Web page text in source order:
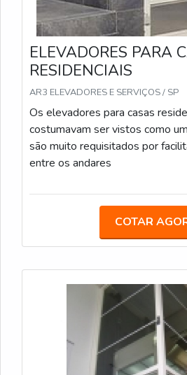
ELEVADORES PARA
RESIDENCIAIS
AR3 ELEVADORES E SERVIÇOS / SP
Os elevadores para casas
costumavam ser vistos como
são muito requisitados por
entre os andares
COTAR